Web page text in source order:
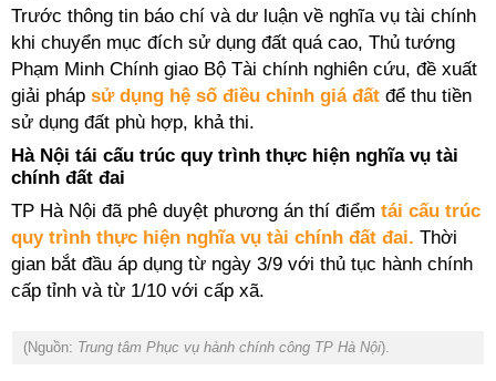
Trước thông tin báo chí và dư luận về nghĩa vụ tài chính
khi chuyển mục đích sử dụng đất quá cao, Thủ tướng
Phạm Minh Chính giao Bộ Tài chính nghiên cứu, đề xuất
giải pháp sử dụng hệ số điều chỉnh giá đất để thu tiền
sử dụng đất phù hợp, khả thi.
Hà Nội tái cấu trúc quy trình thực hiện nghĩa vụ tài
chính đất đai
TP Hà Nội đã phê duyệt phương án thí điểm tái cấu trúc
quy trình thực hiện nghĩa vụ tài chính đất đai. Thời
gian bắt đầu áp dụng từ ngày 3/9 với thủ tục hành chính
cấp tỉnh và từ 1/10 với cấp xã.
(Nguồn: Trung tâm Phục vụ hành chính công TP Hà Nội).